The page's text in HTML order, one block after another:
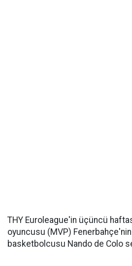
THY Euroleague'in üçüncü
oyuncusu (MVP) Fenerbahçe'nin
basketbolcusu Nando de Colo